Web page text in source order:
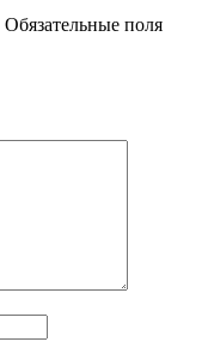
Обязательные поля